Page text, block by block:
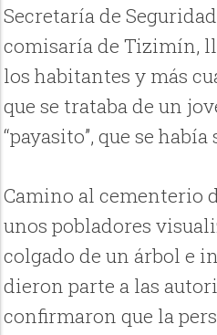
Secretaría de
comisaría de Tizimín,
los habitantes y más
que se trataba de un
“payasito”, que se
Camino al cementerio
unos pobladores
colgado de un árbol e
dieron parte a las
confirmaron que la